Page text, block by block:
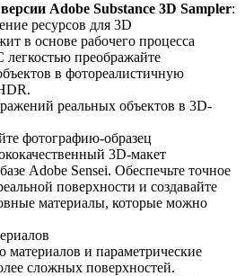
Adobe Substance 3D Sampler:
ресурсов для 3D
в основе рабочего процесса
легкостью преображайте
в фотореалистичную
реальных объектов в 3D-
фотографию-образец
3D-макет
Adobe Sensei. Обеспечьте точное
поверхности и создавайте
материалы, которые можно
материалов и параметрические
сложных поверхностей.